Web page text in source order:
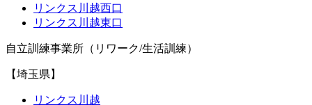
リンクス川越西口
リンクス川越東口
自立訓練事業所（リワーク/生活訓練）
【埼玉県】
リンクス川越